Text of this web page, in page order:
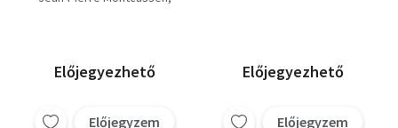
Tutanhamon-rejtély
Előjegyezhető
Előjegyzem
Előjegyezhető
Előjegyzem